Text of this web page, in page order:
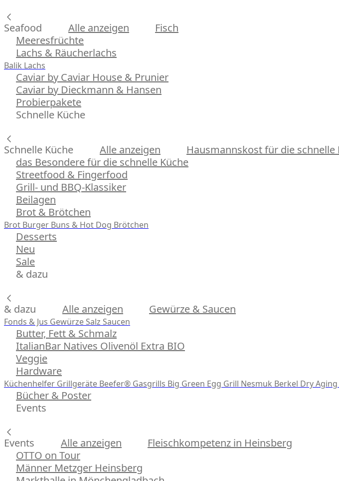
Seafood Alle anzeigen
Fisch
Meeresfrüchte
Lachs & Räucherlachs
Balik Lachs
Caviar by Caviar House & Prunier
Caviar by Dieckmann & Hansen
Probierpakete
Schnelle Küche
Schnelle Küche Alle anzeigen
Hausmannskost für die schnelle
das Besondere für die schnelle Küche
Streetfood & Fingerfood
Grill- und BBQ-Klassiker
Beilagen
Brot & Brötchen
Brot Burger Buns & Hot Dog Brötchen
Desserts
Neu
Sale
& dazu
& dazu Alle anzeigen Gewürze & Saucen
Fonds & Jus Gewürze Salz Saucen
Butter, Fett & Schmalz
ItalianBar Natives Olivenöl Extra BIO
Veggie
Hardware
Küchenhelfer Grillgeräte Beefer® Gasgrills Big Green Egg Grill Nesmuk Berkel Dry
Bücher & Poster
Events
Events Alle anzeigen
Fleischkompetenz in Heinsberg
OTTO on Tour
Männer Metzger Heinsberg